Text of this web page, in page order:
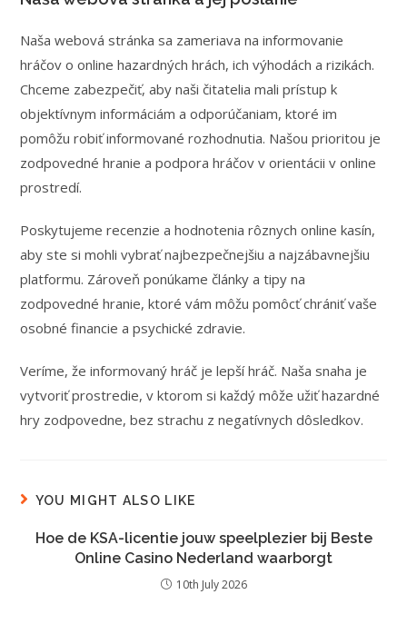
Naša webová stránka sa zameriava na informovanie
hráčov o online hazardných hrách, ich výhodách a rizikách.
Chceme zabezpečiť, aby naši čitatelia mali prístup k
objektívnym informáciám a odporúčaniam, ktoré im
pomôžu robiť informované rozhodnutia. Našou prioritou je
zodpovedné hranie a podpora hráčov v orientácii v online
prostredí.
Poskytujeme recenzie a hodnotenia rôznych online kasín,
aby ste si mohli vybrať najbezpečnejšiu a najzábavnejšiu
platformu. Zároveň ponúkame články a tipy na
zodpovedné hranie, ktoré vám môžu pomôcť chrániť vaše
osobné financie a psychické zdravie.
Veríme, že informovaný hráč je lepší hráč. Naša snaha je
vytvoriť prostredie, v ktorom si každý môže užiť hazardné
hry zodpovedne, bez strachu z negatívnych dôsledkov.
YOU MIGHT ALSO LIKE
Hoe de KSA-licentie jouw speelplezier bij Beste
Online Casino Nederland waarborgt
10th July 2026